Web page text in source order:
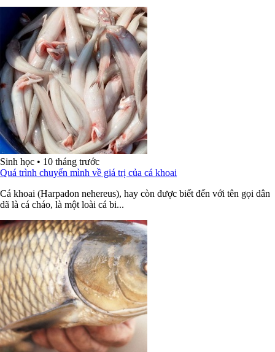
Sinh học • 10 tháng trước
Quá trình chuyển mình về giá trị của cá khoai
Cá khoai (Harpadon nehereus), hay còn được biết đến với tên gọi dân
dã là cá cháo, là một loài cá bi...